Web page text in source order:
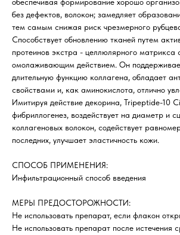
без дефектов, волокон; замедляет
тем самым снижая риск чрезмерного
Способствует обновлению тканей путем
протеинов экстра - целлюлярного матрикса
омолаживающим действием. Он
длительную функцию коллагена, обладает
свойствами и, как аминокислота, отлично
Имитируя действие декорина, Tripeptide-10
фибриллогенез, воздействует на диаметр и
коллагеновых волокон, содействует
последних, улучшает эластичность кожи.
СПОСОБ ПРИМЕНЕНИЯ:
Инфильтрационный способ введения
МЕРЫ ПРЕДОСТОРОЖНОСТИ:
Не использовать препарат, если флакон
Не использовать препарат после истечения